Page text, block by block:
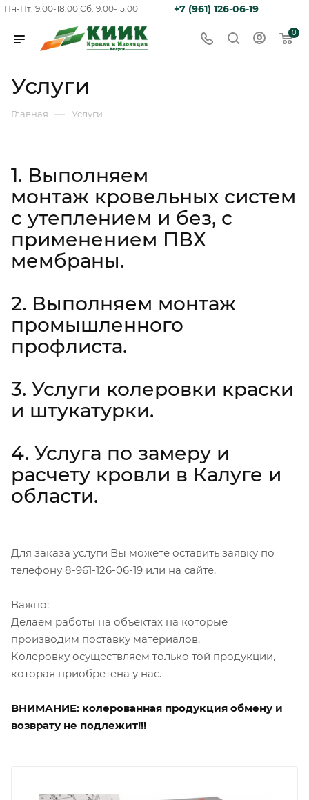
Пн-Пт: 9:00-18:00 Сб: 9:00-15:00 +7 (961) 126-06-19
0
Услуги
Главная — Услуги
1. Выполняем
монтаж кровельных систем
с утеплением и без, с
применением ПВХ
мембраны.
2. Выполняем монтаж
промышленного
профлиста.
3. Услуги колеровки краски
и штукатурки.
4. Услуга по замеру и
расчету кровли в Калуге и
области.
Для заказа услуги Вы можете оставить заявку по
телефону 8-961-126-06-19 или на сайте.
Важно:
Делаем работы на объектах на которые
производим поставку материалов.
Колеровку осуществляем только той продукции,
которая приобретена у нас.
ВНИМАНИЕ: колерованная продукция обмену и
возврату не подлежит!!!